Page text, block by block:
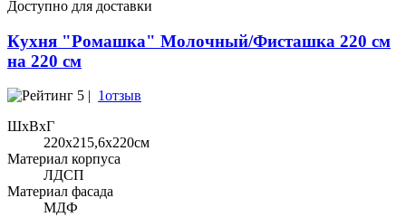
Доступно для доставки
Кухня "Ромашка" Молочный/Фисташка 220 см
на 220 см
5 | 1отзыв
ШхВхГ
220x215,6х220см
Материал корпуса
ЛДСП
Материал фасада
МДФ